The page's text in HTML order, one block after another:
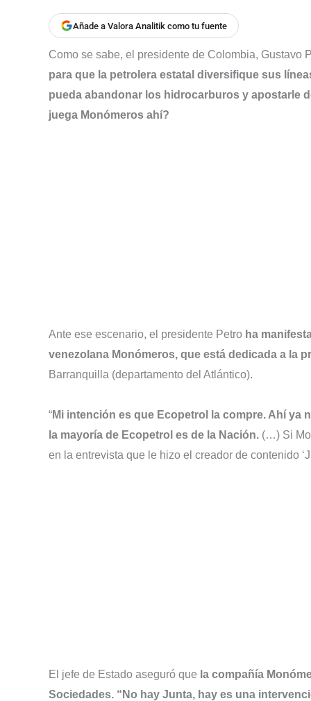
Añade a Valora Analitik como tu fuente
Como se sabe, el presidente de Colombia, Gustavo
para que la petrolera estatal diversifique sus
pueda abandonar los hidrocarburos y apostarle
juega Monómeros ahí?
Ante ese escenario, el presidente Petro ha
venezolana Monómeros, que está dedicada a la
Barranquilla (departamento del Atlántico).
“Mi intención es que Ecopetrol la compre. Ahí
la mayoría de Ecopetrol es de la Nación. (…) Si
en la entrevista que le hizo el creador de contenido
El jefe de Estado aseguró que la compañía
Sociedades. “No hay Junta, hay es una